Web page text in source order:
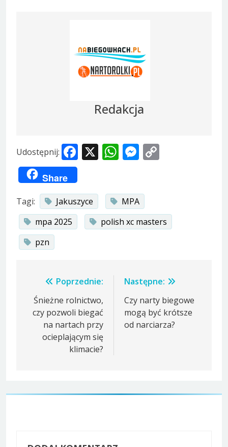
Redakcja
Udostępnij: Facebook
X WhatsApp
Messenger
Share
Tagi: Jakuszyce
MPA
mpa 2025
polish xc masters
pzn
Nawigacja
wpisu
Poprzednie:
Śnieżne rolnictwo,
czy pozwoli biegać
na nartach przy
ocieplającym się
klimacie?
Następne:
Czy narty biegowe
mogą być krótsze
od narciarza?